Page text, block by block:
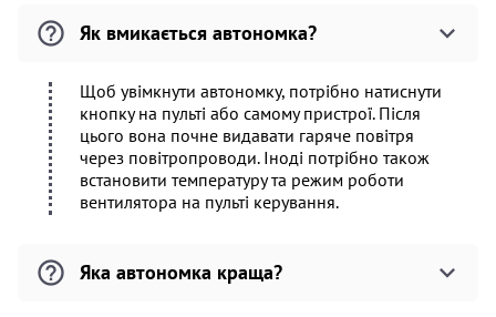
Як вмикається автономка?
Щоб увімкнути автономку, потрібно натиснути
кнопку на пульті або самому пристрої. Після
цього вона почне видавати гаряче повітря
через повітропроводи. Іноді потрібно також
встановити температуру та режим роботи
вентилятора на пульті керування.
Яка автономка краща?